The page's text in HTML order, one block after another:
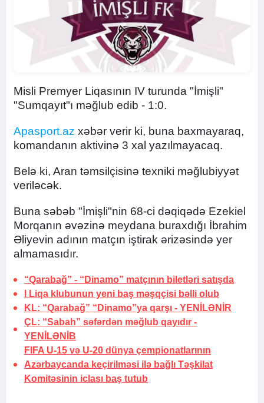
Misli Premyer Liqasının IV turunda "İmişli"
"Sumqayıt"ı məğlub edib - 1:0.
Apasport.az xəbər verir ki, buna baxmayaraq,
komandanın aktivinə 3 xal yazılmayacaq.
Belə ki, Aran təmsilçisinə texniki məğlubiyyət
veriləcək.
Buna səbəb "İmişli"nin 68-ci dəqiqədə Ezekiel
Morqanın əvəzinə meydana buraxdığı İbrahim
Əliyevin adının matçın iştirak ərizəsində yer
almamasıdır.
“Qarabağ” - “Dinamo” matçının biletləri satışda
I Liqa klubunun yeni baş məşqçisi bəlli olub
KL: “Qarabağ” “Dinamo”ya qarşı - YENİLƏNİR
ÇL: “Sabah” səfərdən məğlub qayıdır -
YENİLƏNİB
FIFA U-15 və U-20 dünya çempionatlarının
Azərbaycanda keçirilməsi ilə bağlı Təşkilat
Komitəsinin iclası baş tutub